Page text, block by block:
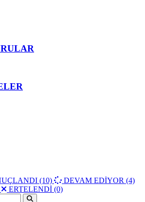
(10)
DEVAM EDİYOR (4)
ERTELENDİ (0)